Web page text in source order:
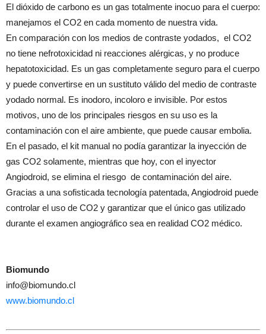
El dióxido de carbono es un gas totalmente inocuo para el cuerpo:
manejamos el CO2 en cada momento de nuestra vida.
En comparación con los medios de contraste yodados, el CO2
no tiene nefrotoxicidad ni reacciones alérgicas, y no produce
hepatotoxicidad. Es un gas completamente seguro para el cuerpo
y puede convertirse en un sustituto válido del medio de contraste
yodado normal. Es inodoro, incoloro e invisible. Por estos
motivos, uno de los principales riesgos en su uso es la
contaminación con el aire ambiente, que puede causar embolia.
En el pasado, el kit manual no podía garantizar la inyección de
gas CO2 solamente, mientras que hoy, con el inyector
Angiodroid, se elimina el riesgo de contaminación del aire.
Gracias a una sofisticada tecnología patentada, Angiodroid puede
controlar el uso de CO2 y garantizar que el único gas utilizado
durante el examen angiográfico sea en realidad CO2 médico.
Biomundo
info@biomundo.cl
www.biomundo.cl